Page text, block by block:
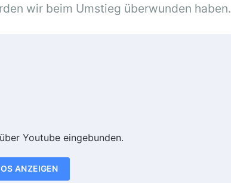
wir beim Umstieg überwunden haben.
Youtube eingebunden.
ANZEIGEN